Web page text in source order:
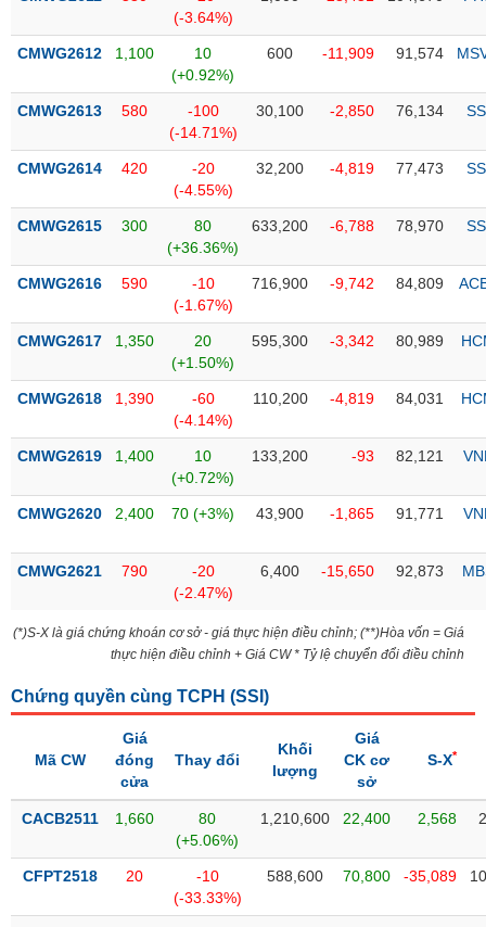
yết
Theo
dõi
biệt
được
quỹ
mục
ETF
Cổ
chi
tiết
Tổng
quan
Giao
dịch
Tài
chính
tích
Hồ
doanh
Tin
(-3.64%)
CMWG2612 1,100
10
(+0.92%)
600 -11,909 91,574
CMWG2613 580
-100
(-14.71%)
30,100 -2,850 76,134
CMWG2614 420
-20
(-4.55%)
32,200 -4,819 77,473
CMWG2615 300
80
(+36.36%)
633,200 -6,788 78,970
CMWG2616 590
-10
(-1.67%)
716,900 -9,742 84,809
CMWG2617 1,350
20
(+1.50%)
595,300 -3,342 80,989
CMWG2618 1,390
-60
(-4.14%)
110,200 -4,819 84,031
CMWG2619 1,400
10
(+0.72%)
133,200 -93 82,121
CMWG2620 2,400 70 (+3%) 43,900 -1,865 91,771
CMWG2621 790
-20
(-2.47%)
6,400 -15,650 92,873
(*)S-X là giá chứng khoán cơ sở - giá thực hiện điều chỉnh; (**)Hòa vốn = Giá
thực hiện điều chỉnh + Giá CW * Tỷ lệ chuyển đổi điều chỉnh
Chứng quyền cùng TCPH (SSI )
Mã CW
Giá
đóng
cửa
Thay đổi
Khối
lượng
Giá
CK cơ
sở
S-X*
CACB2511 1,660
80
(+5.06%)
1,210,600 22,400 2,568
CFPT2518 20
-10
(-33.33%)
588,600 70,800 -35,089
CÔNG
ĐẦU
TƯ
DỮ
MỚI
Ngành
(-)
VS-
VẬT
CÔNG